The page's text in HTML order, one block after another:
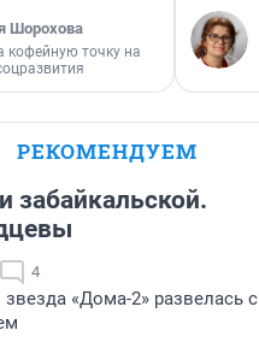
Шорохова
кофейную точку на
РЕКОМЕНДУЕМ
забайкальской.
4
звезда «Дома-2» развелась с